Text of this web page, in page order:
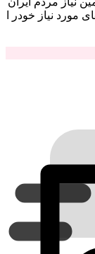
مورد نیاز خودر ا